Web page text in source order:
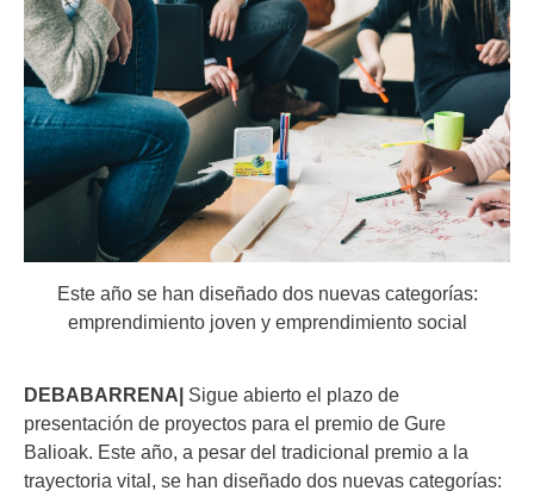
Este año se han diseñado dos nuevas categorías:
emprendimiento joven y emprendimiento social
DEBABARRENA| Sigue abierto el plazo de
presentación de proyectos para el premio de Gure
Balioak. Este año, a pesar del tradicional premio a la
trayectoria vital, se han diseñado dos nuevas categorías: